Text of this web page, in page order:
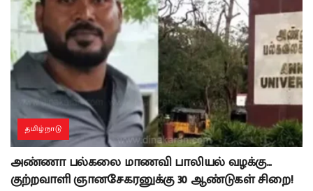
தமிழ்நாடு
அண்ணா பல்கலை மாணவி பாலியல் வழக்கு…
குற்றவாளி ஞானசேகரனுக்கு 30 ஆண்டுகள் சிறை!